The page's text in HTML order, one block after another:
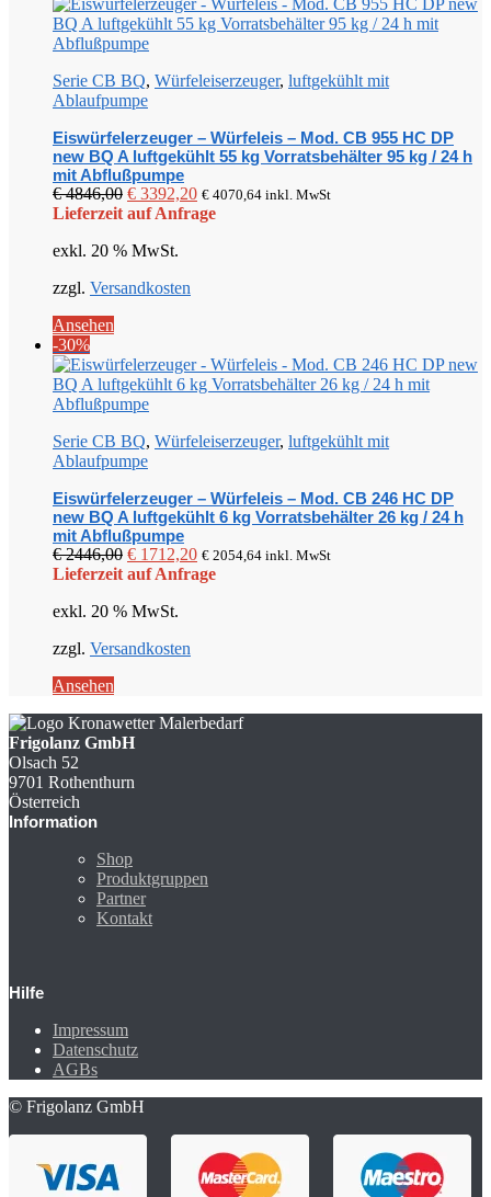
Serie CB BQ, Würfeleiserzeuger, luftgekühlt mit
Ablaufpumpe
Eiswürfelerzeuger – Würfeleis – Mod. CB 955 HC DP
new BQ A luftgekühlt 55 kg Vorratsbehälter 95 kg / 24 h
mit Abflußpumpe
€4846,00 Ursprünglicher
Preis
€ 4846,00
€ 3392,20Aktueller
Preis
€ 4070,64 inkl. MwSt
Lieferzeit auf Anfrage
exkl. 20 % MwSt.
zzgl. Versandkosten
Ansehen
-30%
Serie CB BQ, Würfeleiserzeuger, luftgekühlt mit
Ablaufpumpe
Eiswürfelerzeuger – Würfeleis – Mod. CB 246 HC DP
new BQ A luftgekühlt 6 kg Vorratsbehälter 26 kg / 24 h
mit Abflußpumpe
€2446,00 Ursprünglicher
Preis
€ 2446,00
€ 1712,20Aktueller
Preis
€ 2054,64 inkl. MwSt
Lieferzeit auf Anfrage
exkl. 20 % MwSt.
zzgl. Versandkosten
Ansehen
Frigolanz GmbH
Olsach 52
9701 Rothenthurn
Österreich
Information
Shop
Produktgruppen
Partner
Kontakt
Hilfe
Impressum
Datenschutz
AGBs
© Frigolanz GmbH